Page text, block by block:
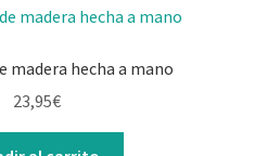
madera hecha a mano
23,95€